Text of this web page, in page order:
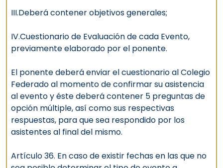
III.Deberá contener objetivos generales;
IV.Cuestionario de Evaluación de cada Evento,
previamente elaborado por el ponente.
El ponente deberá enviar el cuestionario al Colegio
Federado al momento de confirmar su asistencia
al evento y éste deberá contener 5 preguntas de
opción múltiple, así como sus respectivas
respuestas, para que sea respondido por los
asistentes al final del mismo.
Artículo 36. En caso de existir fechas en las que no